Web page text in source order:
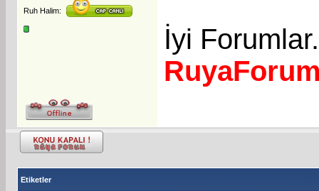
Ruh Halim:
İyi Forumlar.
Etiketler